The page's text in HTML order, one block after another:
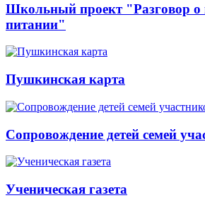
Школьный проект "Разговор о
питании"
Пушкинская карта
Сопровождение детей семей
Ученическая газета